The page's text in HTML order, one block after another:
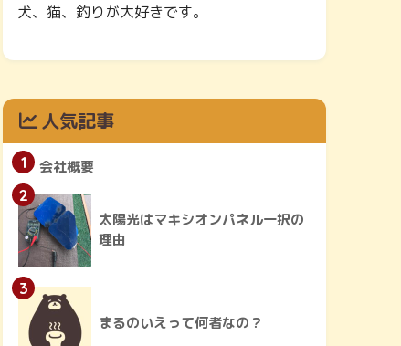
犬、猫、釣りが大好きです。
人気記事
1
会社概要
2
太陽光はマキシオンパネル一択の
理由
3
まるのいえって何者なの？